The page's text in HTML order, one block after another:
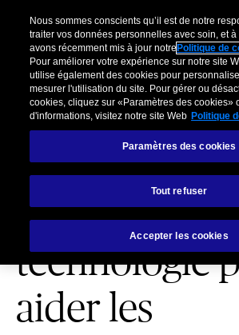
Pour Clients Entreprises Courtiers
GESTION DU RISQUE
Comment la
technologie
aider les
Nous sommes conscients qu’il est de notre
traiter vos données personnelles avec soin, et à
avons récemment mis à jour notre Politique de
Pour améliorer votre expérience sur notre site
utilise également des cookies pour
mesurer l'utilisation du site. Pour gérer ou
cookies, cliquez sur «Paramètres des cookies»
d'informations, visitez notre site Web Politique
Paramètres des cookies
Tout refuser
Accepter les cookies